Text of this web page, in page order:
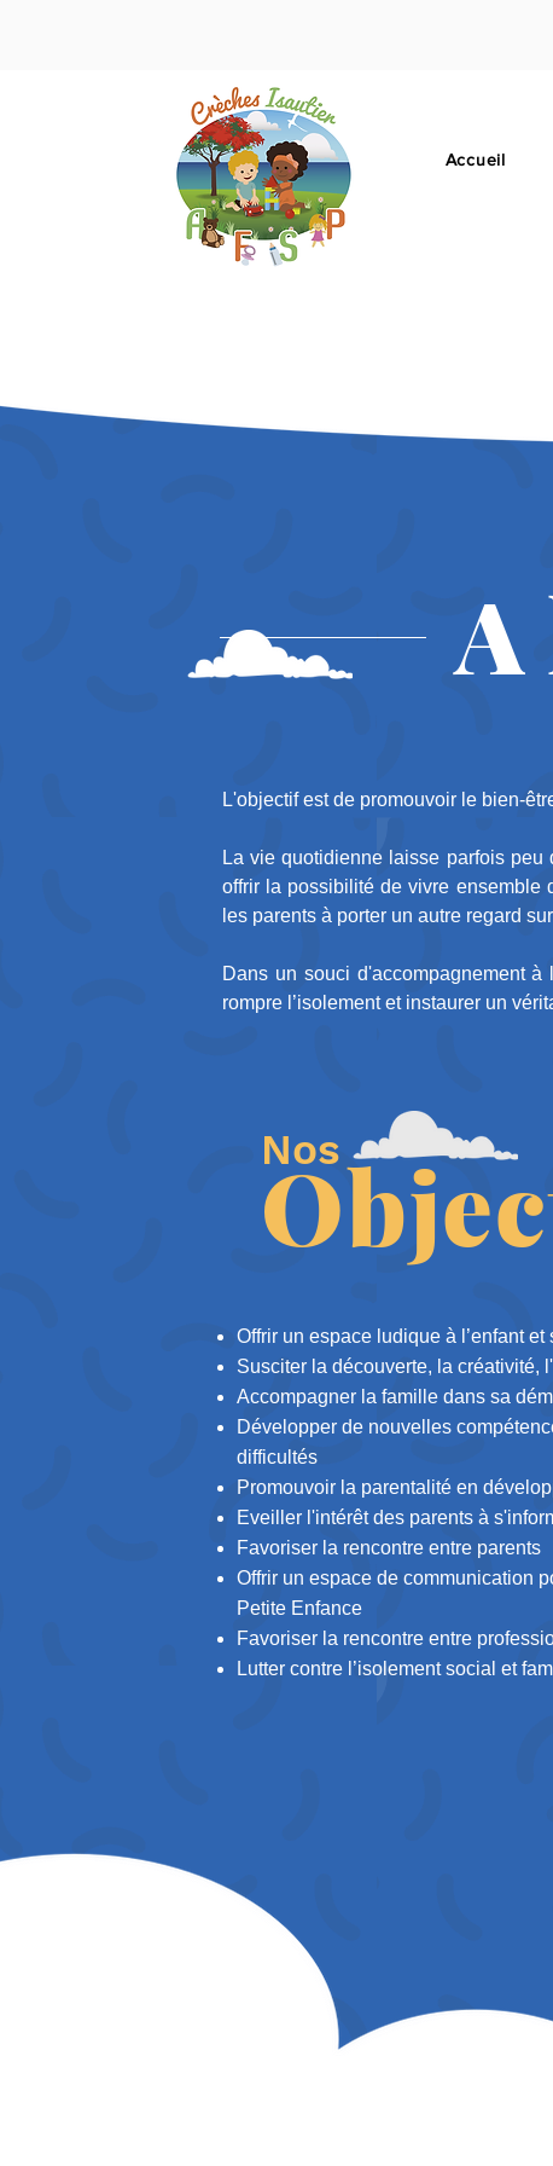
Accueil
L'objectif est de promouvoir le bien-
La vie quotidienne laisse parfois
offrir la possibilité de vivre ensemble
les parents à porter un autre regard
Dans un souci d'accompagnement
rompre l’isolement et instaurer un
Offrir un espace ludique à l’enfant et
Susciter la découverte, la créativité,
Accompagner la famille dans sa
Développer de nouvelles
difficultés
Promouvoir la parentalité en
Eveiller l'intérêt des parents à
Favoriser la rencontre entre parents
Offrir un espace de communication
Petite Enfance
Favoriser la rencontre entre
Lutter contre l’isolement social et
Nos